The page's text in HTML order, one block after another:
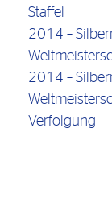
Staffel
2014 –
2014 –
Verfolgung